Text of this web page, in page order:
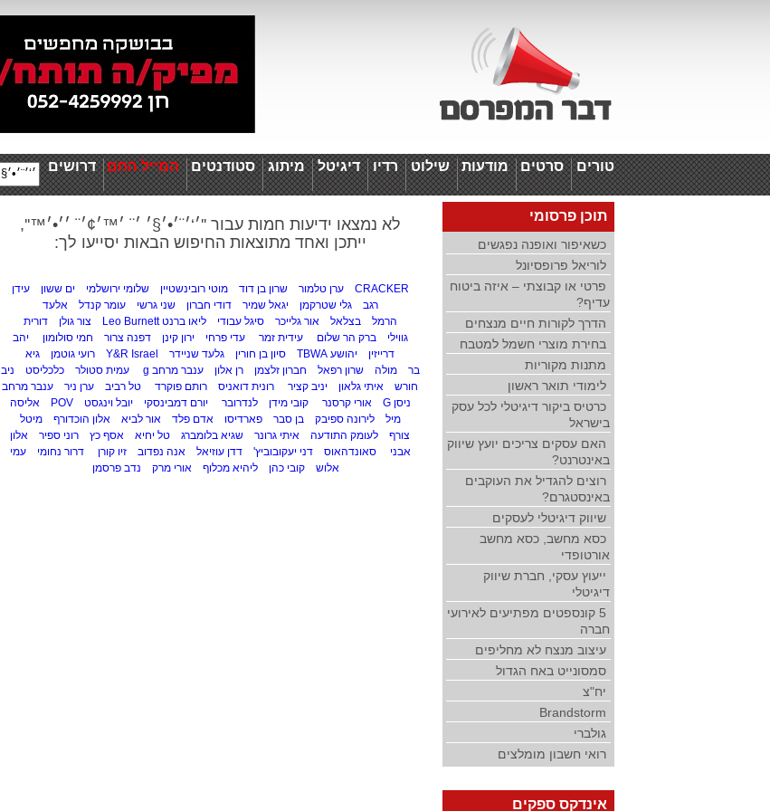
טורים סרטים מודעות שילוט רדיו דיגיטל מיתוג סטודנטים המייל החם דרושים
לא נמצאו ידיעות חמות עבור ''׳‘׳¨׳•׳§׳ ׳¨ ׳™׳¢׳¨ ׳׳•׳™'',
ייתכן ואחד מתוצאות החיפוש הבאות יסייעו לך:
CRACKER ערן טלמור שרון בן דוד מוטי רובינשטיין שלומי ירושלמי ים ששון
עידן
רגב
גלי שטרקמן יגאל שמיר דודי חברון שני גרשי עומר קנדל
אלעד
הרמל
בצלאל אור גלייכר סיגל עבודי ליאו ברנט Leo Burnett צור גולן
דורית
גווילי
ברק הר שלום עידית זמר עדי פרחי ירון קינן דפנה צרור חמי סולומון
יהב
דרייזין
יהושע TBWA סיון בן חורין גלעד שניידר Y&R Israel רועי גוטמן
גיא
בר
מולה שרון רפאל חברון זלצמן רן אלון ענבר מרחב g עמית סטולר כלכליסט
ניב
חורש
איתי גלאון יניב קציר רונית דואניס רותם פוקרד טל רביב ערן ניר
ענבר מרחב
ניסן G
אורי קרסנר קובי מידן לנדרובר יורם דמבינסקי יובל וינגסט POV
אליסה
מיל
לירונה ספיבק בן סבר פארדיסו אדם פלד אור לביא אלון הוכדורף
מיטל
צורף
לעומק התודעה איתי גרונר שגיא בלומברג טל יחיא אסף כץ רוני ספיר
אלון
אבני
סאונדהאוס דני יעקובוביץ' דדן עוזיאל אנה נפדוב זיו קורן דרור נחומי
עמי
אלוש
קובי כהן ליהיא מכלוף אורי מרק נדב פרסמן
תוכן פרסומי
כשאיפור ואופנה נפגשים
לוריאל פרופסיונל
פרטי או קבוצתי – איזה ביטוח
עדיף?
הדרך לקורות חיים מנצחים
בחירת מוצרי חשמל למטבח
מתנות מקוריות
לימודי תואר ראשון
כרטיס ביקור דיגיטלי לכל עסק
בישראל
האם עסקים צריכים יועץ שיווק
באינטרנט?
רוצים להגדיל את העוקבים
באינסטגרם?
שיווק דיגיטלי לעסקים
כסא מחשב, כסא מחשב
אורטופדי
ייעוץ עסקי, חברת שיווק
דיגיטלי
5 קונספטים מפתיעים לאירועי
חברה
עיצוב מנצח לא מחליפים
סמסונייט באח הגדול
יח"צ
Brandstorm
גולברי
רואי חשבון מומלצים
אינדקס ספקים